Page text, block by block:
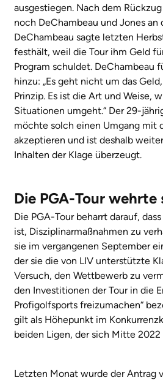
ausgestiegen. Nach dem
noch DeChambeau und Jones
DeChambeau sagte letzten
festhält, weil die Tour ihm Geld
Program schuldet. DeChambeau
hinzu: „Es geht nicht um das
Prinzip. Es ist die Art und Weise,
Situationen umgeht.“ Der 29-
möchte solch einen Umgang mit
akzeptieren und ist deshalb
Inhalten der Klage überzeugt.
Die PGA-Tour wehrte
Die PGA-Tour beharrt darauf,
ist, Disziplinarmaßnahmen zu
sie im vergangenen September
der sie die von LIV unterstützte
Versuch, den Wettbewerb zu
den Investitionen der Tour in die
Profigolfsports freizumachen“
gilt als Höhepunkt im
beiden Ligen, der sich Mitte
Letzten Monat wurde der Antrag